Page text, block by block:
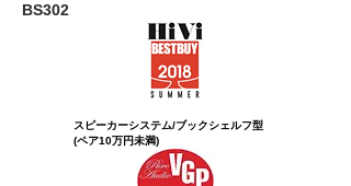
​BS302
スピーカーシステム/ブックシェルフ型
(ペア10万円未満)